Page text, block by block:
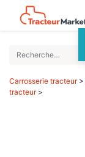
Carrosserie tracteur>
tracteur>